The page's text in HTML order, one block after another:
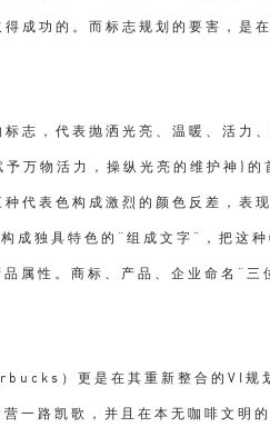
成功的。而标志规划的要害，是
志，代表抛洒光亮、温暖、活力
万物活力，操纵光亮的维护神)的
代表色构成激烈的颜色反差，表
独具特色的“组成文字”，把这
属性。商标、产品、企业命名“三
）更是在其重新整合的VI规
一路凯歌，并且在本无咖啡文明